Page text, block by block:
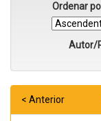
Ordenar
Autor/
< Anterior